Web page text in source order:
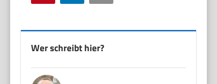
Wer schreibt hier?